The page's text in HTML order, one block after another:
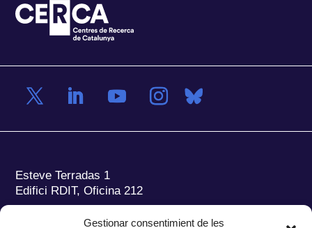
Gestionar consentimient de les
Esteve Terradas 1
Edifici RDIT, Oficina 212
Parc Mediterrani de la Tecnologia (PMT)